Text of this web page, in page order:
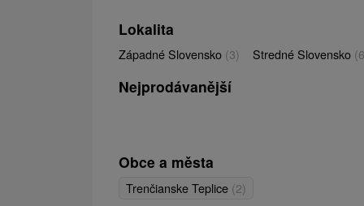
Lokalita
Západné Slovensko (3) Stredné Slovensko
Nejprodávanější
Obce a města
Trenčianske Teplice (2)